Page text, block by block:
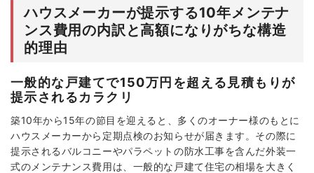
ハウスメーカーが提示する10年メンテナ
ンス費用の内訳と高額になりがちな構造
的理由
一般的な戸建てで150万円を超える見積もりが
提示されるカラクリ
築10年から15年の節目を迎えると、多くのオーナー様のもとに
ハウスメーカーから定期点検のお知らせが届きます。その際に
提示されるバルコニーやパラペットの防水工事を含んだ外装一
式のメンテナンス費用は、一般的な戸建て住宅の相場を大きく